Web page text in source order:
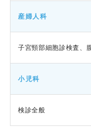
産婦人科
子宮頸部細胞診検査、
小児科
検診全般